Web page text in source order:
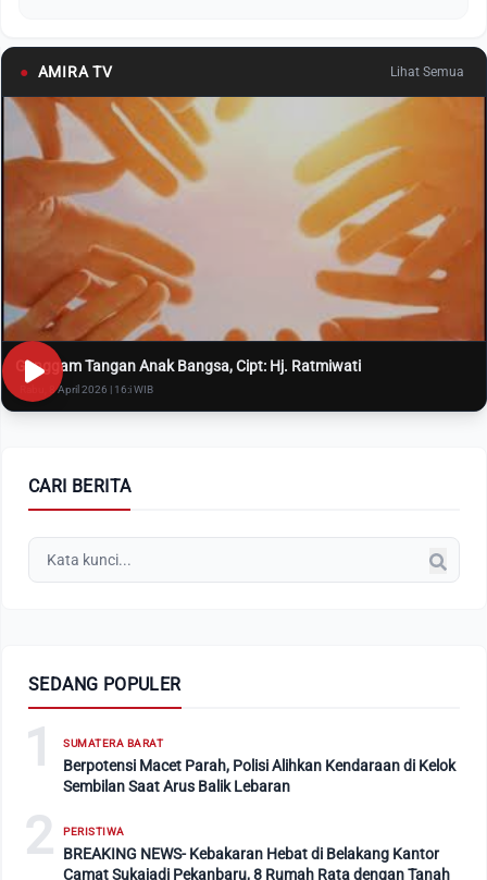
● AMIRA TV Lihat Semua
Genggam Tangan Anak Bangsa, Cipt: Hj. Ratmiwati
Rabu, 8 April 2026 | 16:i WIB
CARI BERITA
SEDANG POPULER
1 SUMATERA BARAT
Berpotensi Macet Parah, Polisi Alihkan Kendaraan di Kelok
Sembilan Saat Arus Balik Lebaran
2 PERISTIWA
BREAKING NEWS- Kebakaran Hebat di Belakang Kantor
Camat Sukajadi Pekanbaru, 8 Rumah Rata dengan Tanah